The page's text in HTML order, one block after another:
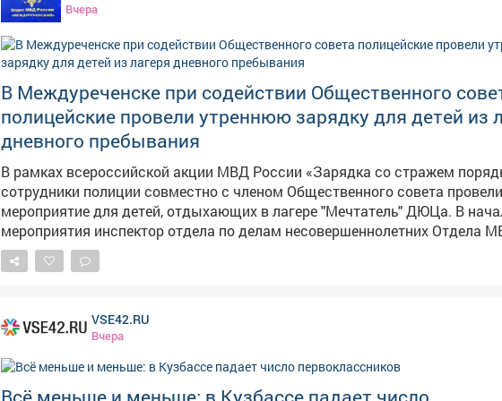
Вчера
В Междуреченске при содействии Общественного
полицейские провели утреннюю зарядку для детей из
дневного пребывания
В рамках всероссийской акции МВД России «Зарядка со стражем
сотрудники полиции совместно с членом Общественного совета провели
мероприятие для детей, отдыхающих в лагере "Мечтатель" ДЮЦа. В начале
мероприятия инспектор отдела по делам несовершеннолетних Отдела
«Междуреченский» лейтенант полиции Карина Удалова напомнила о
здоровья как главного ресурса человека, основы для успешной учёбы,
способствует укреплению здоровья в целом. Кроме этого говорили о
режима дня, о полноценном питании и недопустимости иметь вредные
а также об ответственности за совершение противоправных деяний. Затем
инструктор по профессиональной, служебной и физической подготовки
VSE42.RU
Вчера